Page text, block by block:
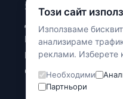
За нас
Доставка
Поверителност
Бисквитки
Общи условия
Този сайт
Използваме
анализираме
реклами. Изберете
Необходими
Партньори